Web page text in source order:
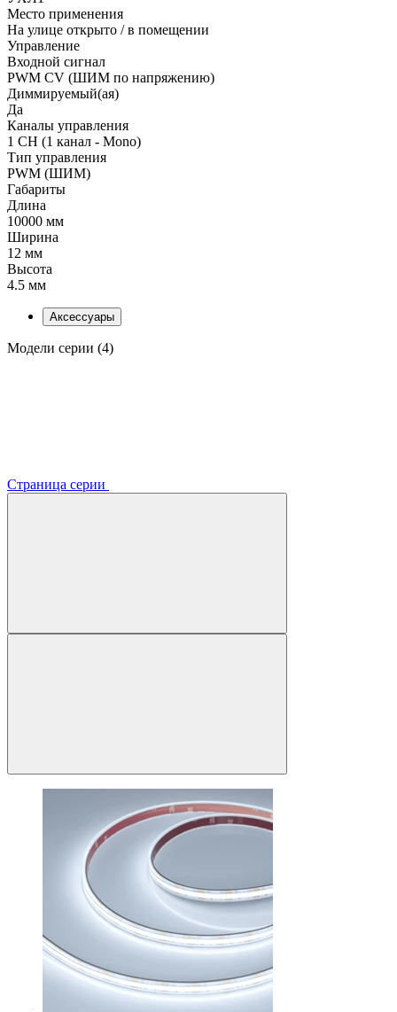
Место применения
На улице открыто / в помещении
Управление
Входной сигнал
PWM СV (ШИМ по напряжению)
Диммируемый(ая)
Да
Каналы управления
1 CH (1 канал - Mono)
Тип управления
PWM (ШИМ)
Габариты
Длина
10000 мм
Ширина
12 мм
Высота
4.5 мм
Аксессуары
Модели серии (4)
Страница серии